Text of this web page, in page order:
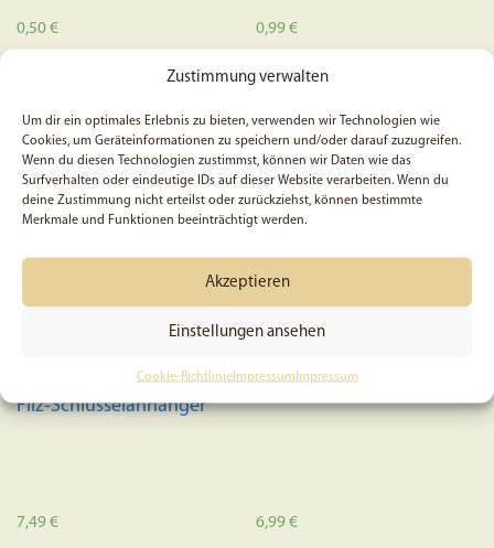
Zustimmung verwalten
Um dir ein optimales Erlebnis zu bieten, verwenden wir Technologien wie
Cookies, um Geräteinformationen zu speichern und/oder darauf zuzugreifen.
Wenn du diesen Technologien zustimmst, können wir Daten wie das
Surfverhalten oder eindeutige IDs auf dieser Website verarbeiten. Wenn du
deine Zustimmung nicht erteilst oder zurückziehst, können bestimmte
Merkmale und Funktionen beeinträchtigt werden.
Akzeptieren
Einstellungen ansehen
Cookie-RichtlinieImpressum Impressum
0,50€ 0,99€
In den Warenkorb
Ein Meisterwerk Gottes –
Filz-Schlüsselanhänger
7,49€
5x Psalm 46, 2 – Sticker
6,99€